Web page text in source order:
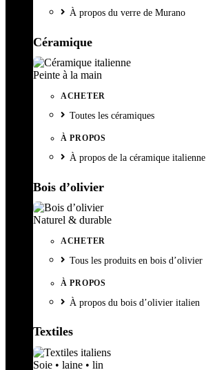
À propos du verre de Murano
Céramique
Peinte à la main
ACHETER
Toutes les céramiques
À PROPOS
À propos de la céramique italienne
Bois d’olivier
Naturel & durable
ACHETER
Tous les produits en bois d’olivier
À PROPOS
À propos du bois d’olivier italien
Textiles
Soie • laine • lin